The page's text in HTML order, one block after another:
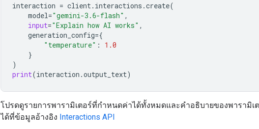
interaction = client. interactions .create(
model="gemini-3.6-flash" ,
input="Explain how AI works" ,
generation_config={
"temperature" :
1.0
}
)
print(interaction .output_text)
โปรดดูรายการพารามิเตอร์ที่กำหนดค่าได้ทั้งหมดและคำอธิบายของพารามิเ
ได้ที่ข้อมูลอ้างอิง Interactions API